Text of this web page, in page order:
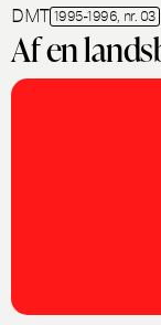
DMT 1995-1996, nr. 03
Af en